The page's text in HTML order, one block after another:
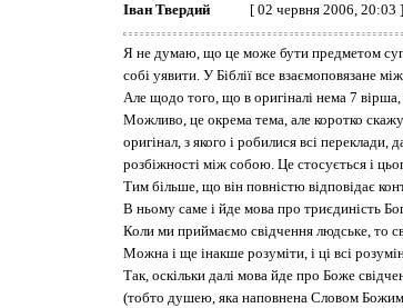
Іван Твердий [ 02 червня 2006, 20:03 ]
Я не думаю, що це може бути предметом
собі уявити. У Біблії все взаємоповязане
Але щодо того, що в оригіналі нема 7 вірша,
Можливо, це окрема тема, але коротко
оригінал, з якого і робилися всі
розбіжності між собою. Це стосується і
Тим більше, що він повністю відповідає
В ньому саме і йде мова про триєдиність
Коли ми приймаємо свідчення людське, то
Можна і ще інакше розуміти, і ці всі
Так, оскільки далі мова йде про Боже
(тобто душею, яка наповнена Словом